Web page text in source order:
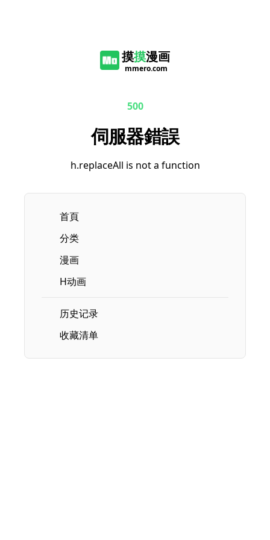
摸摸漫画
mmero.com
500
伺服器錯誤
h.replaceAll is not a function
首頁
分类
漫画
H动画
历史记录
收藏清单